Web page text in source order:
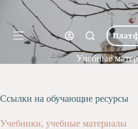
Перейти
сути
Ничего
Главная
школе
Учеба
Имя пользователя или Email
Учебные
Ссылки на обучающие ресурсы
Учебники, учебные материалы